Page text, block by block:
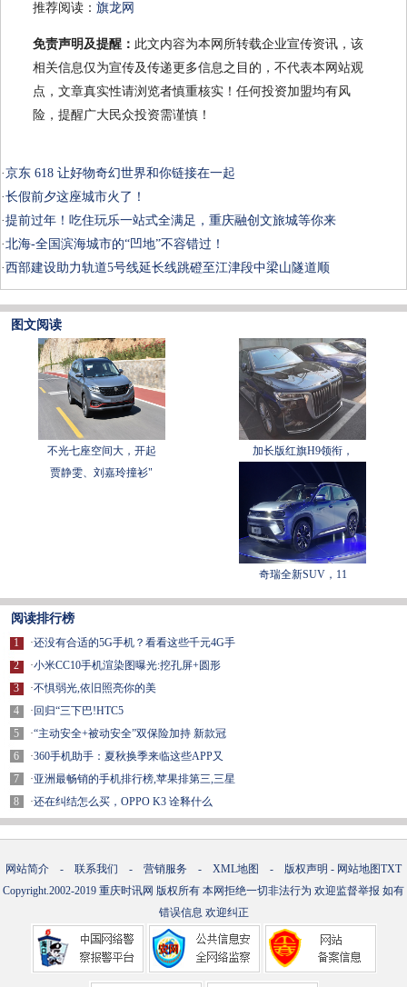
推荐阅读： 旗龙网
免责声明及提醒： 此文内容为本网所转载企业宣传资讯，该
相关信息仅为宣传及传递更多信息之目的，不代表本网站观
点，文章真实性请浏览者慎重核实！任何投资加盟均有风
险，提醒广大民众投资需谨慎！
·京东 618 让好物奇幻世界和你链接在一起
·长假前夕这座城市火了！
·提前过年！吃住玩乐一站式全满足，重庆融创文旅城等你来
·北海-全国滨海城市的“凹地”不容错过！
·西部建设助力轨道5号线延长线跳磴至江津段中梁山隧道顺
图文阅读
不光七座空间大，开起
加长版红旗H9领衔，
贾静雯、刘嘉玲撞衫"
奇瑞全新SUV，11
阅读排行榜
1
2
3
4
5
6
7
8
·还没有合适的5G手机？看看这些千元4G手
·小米CC10手机渲染图曝光:挖孔屏+圆形
·不惧弱光,依旧照亮你的美
· 回归“三下巴!HTC5
·“主动安全+被动安全”双保险加持 新款冠
·360手机助手：夏秋换季来临这些APP又
·亚洲最畅销的手机排行榜,苹果排第三,三星
·还在纠结怎么买，OPPO K3 诠释什么
网站简介 - 联系我们 - 营销服务 - XML地图 - 版权声明 - 网站地图TXT
Copyright.2002-2019 重庆时讯网 版权所有 本网拒绝一切非法行为 欢迎监督举报 如有
错误信息 欢迎纠正